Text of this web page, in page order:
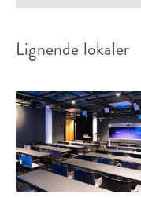
Lignende lokaler